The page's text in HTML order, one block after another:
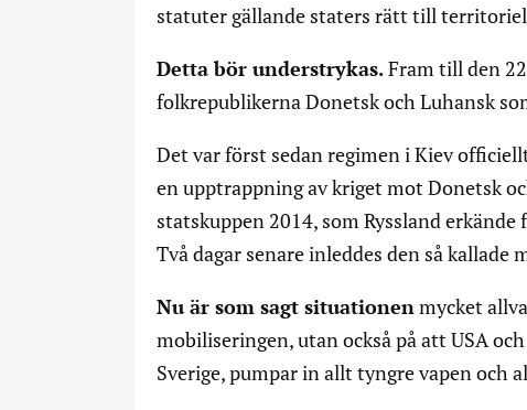
statuter gällande staters rätt till
Detta bör understrykas.Fram till den
folkrepublikerna Donetsk och Luhansk
Det var först sedan regimen i Kiev
en upptrappning av kriget mot Donetsk
statskuppen 2014, som Ryssland
Två dagar senare inleddes den så
Nu är som sagt situationenmycket
mobiliseringen, utan också på att USA
Sverige, pumpar in allt tyngre vapen och